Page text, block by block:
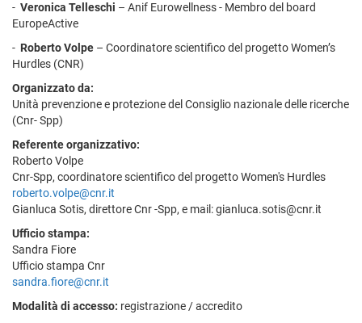
- Veronica Telleschi – Anif Eurowellness - Membro del board
EuropeActive
- Roberto Volpe – Coordinatore scientifico del progetto Women’s
Hurdles (CNR)
Organizzato da:
Unità prevenzione e protezione del Consiglio nazionale delle ricerche
(Cnr- Spp)
Referente organizzativo:
Roberto Volpe
Cnr-Spp, coordinatore scientifico del progetto Women's Hurdles
roberto.volpe@cnr.it
Gianluca Sotis, direttore Cnr -Spp, e mail: gianluca.sotis@cnr.it
Ufficio stampa:
Sandra Fiore
Ufficio stampa Cnr
sandra.fiore@cnr.it
Modalità di accesso: registrazione / accredito